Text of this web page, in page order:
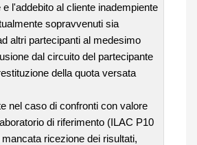
l'addebito al cliente inadempiente
sopravvenuti sia
altri partecipanti al medesimo
dal circuito del partecipante
della quota versata
nel caso di confronti con valore
di riferimento (ILAC P10
ricezione dei risultati,